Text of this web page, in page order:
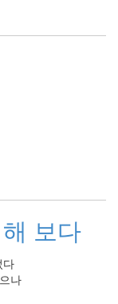
보다
다
나